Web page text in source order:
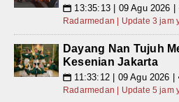
📅 13:35:13 | 09 Agu 2026
Radarmedan | Update 3 jam
Dayang Nan Tujuh
Kesenian Jakarta
📅 11:33:12 | 09 Agu 2026
Radarmedan | Update 5 jam